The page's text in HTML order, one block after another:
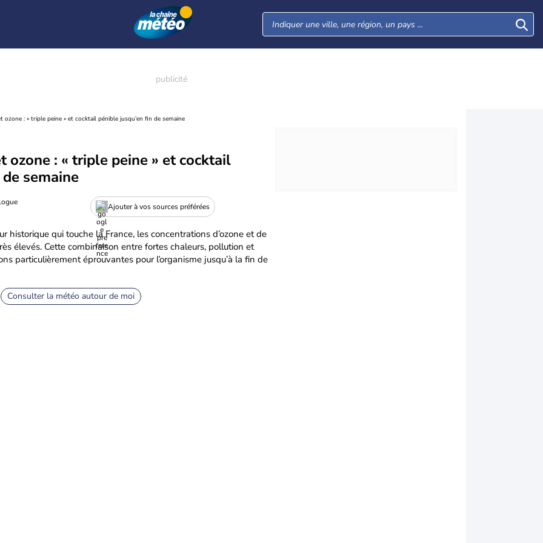
: « triple peine » et cocktail pénible jusqu’en fin de semaine
ozone : « triple peine » et cocktail
semaine
Ajouter à vos sources préférées
historique qui touche la France, les concentrations d’ozone et de
élevés. Cette combinaison entre fortes chaleurs, pollution et
particulièrement éprouvantes pour l’organisme jusqu’à la fin de
Consulter la météo autour de moi